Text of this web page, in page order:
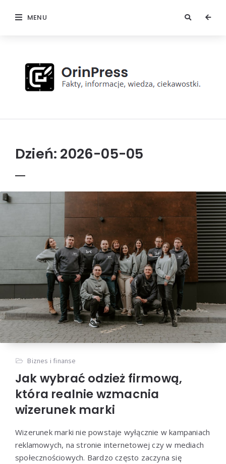
MENU
Dzień: 2026-05-05
Biznes i finanse
Jak wybrać odzież firmową,
która realnie wzmacnia
wizerunek marki
Wizerunek marki nie powstaje wyłącznie w kampaniach
reklamowych, na stronie internetowej czy w mediach
społecznościowych. Bardzo często zaczyna się